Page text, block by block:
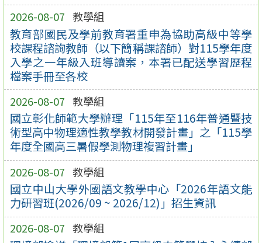
2026-08-07 教學組
教育部國民及學前教育署重申為協助高級中等學
校課程諮詢教師（以下簡稱課諮師）對115學年度
入學之一年級入班導讀案，本署已配送學習歷程
檔案手冊至各校
2026-08-07 教學組
國立彰化師範大學辦理「115年至116年普通暨技
術型高中物理適性教學教材開發計畫」之「115學
年度全國高三暑假學測物理複習計畫」
2026-08-07 教學組
國立中山大學外國語文教學中心「2026年語文能
力研習班(2026/09 ~ 2026/12)」招生資訊
2026-08-07 教學組